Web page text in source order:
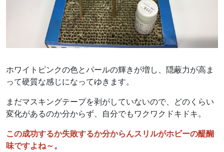
ホワイトピンクの色とパールの輝きが増し、隠蔽力が高ま
って硬質な感じになってゆきます。
まだマスキングテープを剥がしていないので、どのくらい
変化があるのか分からず、自分でもワクワクドキドキ。
この成功するか失敗するか分からんスリルがホビーの醍醐
味ですよね～。